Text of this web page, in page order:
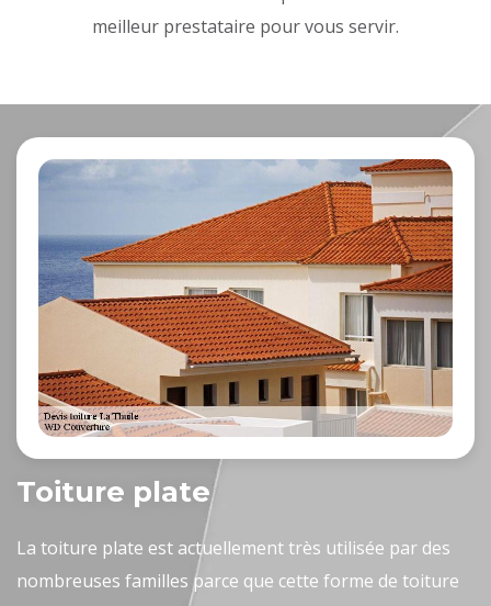
meilleur prestataire pour vous servir.
Toiture plate
La toiture plate est actuellement très utilisée par des
nombreuses familles parce que cette forme de toiture